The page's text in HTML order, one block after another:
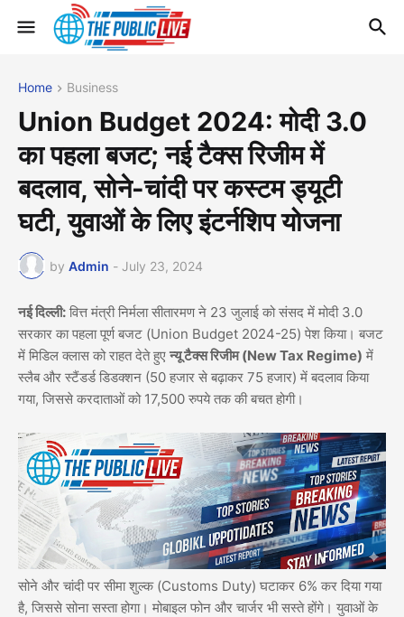
Home Business
Union Budget 2024: मोदी 3.0
का पहला बजट; नई टैक्स रिजीम में
बदलाव, सोने-चांदी पर कस्टम ड्यूटी
घटी, युवाओं के लिए इंटर्नशिप योजना
by Admin - July 23, 2024
नई दिल्ली: वित्त मंत्री निर्मला सीतारमण ने 23 जुलाई को संसद में मोदी 3.0
सरकार का पहला पूर्ण बजट (Union Budget 2024-25) पेश किया। बजट
में मिडिल क्लास को राहत देते हुए न्यू टैक्स रिजीम (New Tax Regime) में
स्लैब और स्टैंडर्ड डिडक्शन (50 हजार से बढ़ाकर 75 हजार) में बदलाव किया
गया, जिससे करदाताओं को 17,500 रुपये तक की बचत होगी।
सोने और चांदी पर सीमा शुल्क (Customs Duty) घटाकर 6% कर दिया गया
है, जिससे सोना सस्ता होगा। मोबाइल फोन और चार्जर भी सस्ते होंगे। युवाओं के